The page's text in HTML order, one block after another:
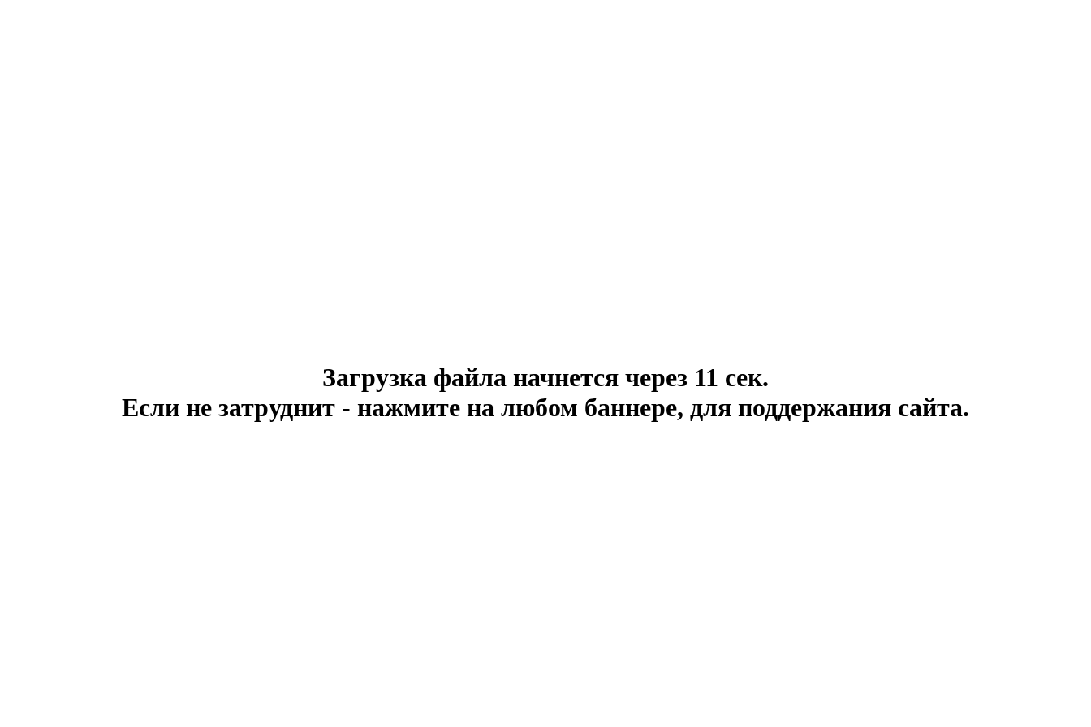
Загрузка файла начнется через 11 сек.
Если не затруднит - нажмите на любом баннере, для поддержания сайта.